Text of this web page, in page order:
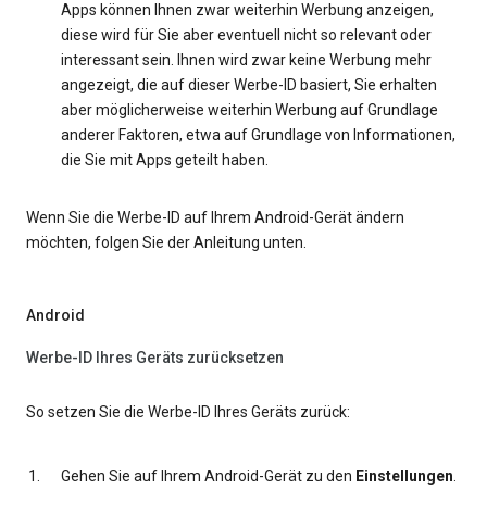
Apps können Ihnen zwar weiterhin Werbung anzeigen,
diese wird für Sie aber eventuell nicht so relevant oder
interessant sein. Ihnen wird zwar keine Werbung mehr
angezeigt, die auf dieser Werbe-ID basiert, Sie erhalten
aber möglicherweise weiterhin Werbung auf Grundlage
anderer Faktoren, etwa auf Grundlage von Informationen,
die Sie mit Apps geteilt haben.
Wenn Sie die Werbe-ID auf Ihrem Android-Gerät ändern
möchten, folgen Sie der Anleitung unten.
Android
Werbe-ID Ihres Geräts zurücksetzen
So setzen Sie die Werbe-ID Ihres Geräts zurück:
Gehen Sie auf Ihrem Android-Gerät zu den Einstellungen.